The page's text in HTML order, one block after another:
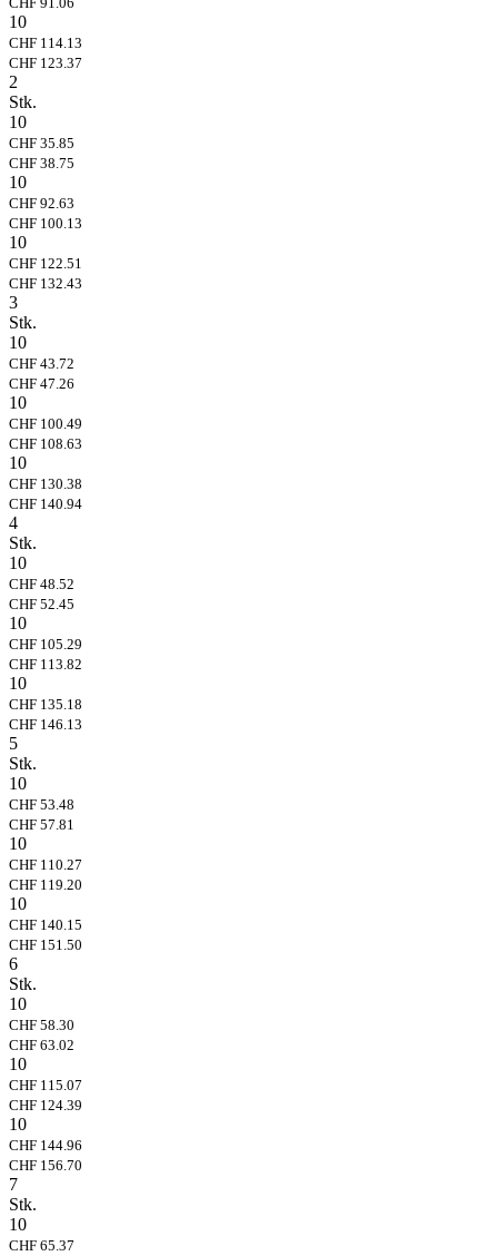
10
CHF 114.13
CHF 123.37
2
Stk.
10
CHF 35.85
CHF 38.75
10
CHF 92.63
CHF 100.13
10
CHF 122.51
CHF 132.43
3
Stk.
10
CHF 43.72
CHF 47.26
10
CHF 100.49
CHF 108.63
10
CHF 130.38
CHF 140.94
4
Stk.
10
CHF 48.52
CHF 52.45
10
CHF 105.29
CHF 113.82
10
CHF 135.18
CHF 146.13
5
Stk.
10
CHF 53.48
CHF 57.81
10
CHF 110.27
CHF 119.20
10
CHF 140.15
CHF 151.50
6
Stk.
10
CHF 58.30
CHF 63.02
10
CHF 115.07
CHF 124.39
10
CHF 144.96
CHF 156.70
7
Stk.
10
CHF 65.37